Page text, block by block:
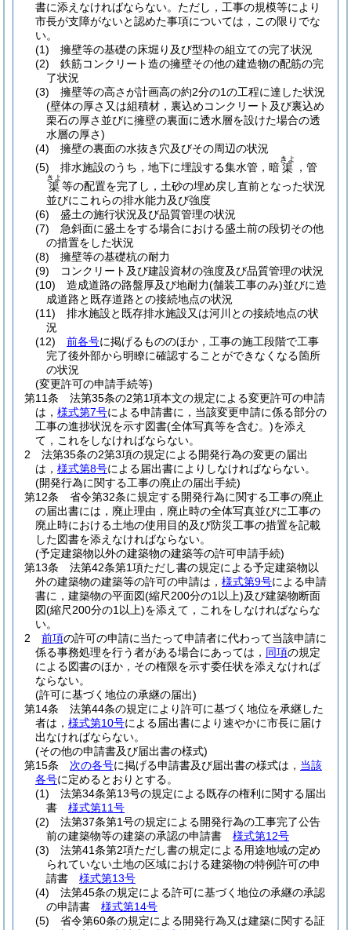
書に添えなければならない。 ただし，工事の規模等により
市長が支障がないと認めた事項については，この限りでな
い。
(1)
擁壁等の基礎の床堀り及び型枠の組立ての完了状況
(2)
鉄筋コンクリート造の擁壁その他の建造物の配筋の完
了状況
(3)
擁壁等の高さが計画高の約2分の1の工程に達した状況
(壁体の厚さ又は組積材，裏込めコンクリート及び裏込め
栗石の厚さ並びに擁壁の裏面に透水層を設けた場合の透
水層の厚さ)
(4)
擁壁の裏面の水抜き穴及びその周辺の状況
(5)
排水施設のうち，地下に埋設する集水管，暗渠
きよ
，管
渠
きよ
等の配置を完了し，土砂の埋め戻し直前となった状況
並びにこれらの排水能力及び強度
(6)
盛土の施行状況及び品質管理の状況
(7)
急斜面に盛土をする場合における盛土前の段切その他
の措置をした状況
(8)
擁壁等の基礎杭の耐力
(9)
コンクリート及び建設資材の強度及び品質管理の状況
(10)
造成道路の路盤厚及び地耐力(舗装工事のみ)並びに造
成道路と既存道路との接続地点の状況
(11)
排水施設と既存排水施設又は河川との接続地点の状
況
(12)
前各号に掲げるもののほか，工事の施工段階で工事
完了後外部から明瞭に確認することができなくなる箇所
の状況
(変更許可の申請手続等)
第11条
法第35条の2第1項本文の規定による変更許可の申請
は， 様式第7号による申請書に，当該変更申請に係る部分の
工事の進捗状況を示す図書(全体写真等を含む。)を添え
て，これをしなければならない。
2
法第35条の2第3項の規定による開発行為の変更の届出
は， 様式第8号による届出書によりしなければならない。
(開発行為に関する工事の廃止の届出手続)
第12条
省令第32条に規定する開発行為に関する工事の廃止
の届出書には，廃止理由，廃止時の全体写真並びに工事の
廃止時における土地の使用目的及び防災工事の措置を記載
した図書を添えなければならない。
(予定建築物以外の建築物の建築等の許可申請手続)
第13条
法第42条第1項ただし書の規定による予定建築物以
外の建築物の建築等の許可の申請は， 様式第9号による申請
書に，建築物の平面図(縮尺200分の1以上)及び建築物断面
図(縮尺200分の1以上)を添えて，これをしなければならな
い。
2
前項の許可の申請に当たって申請者に代わって当該申請に
係る事務処理を行う者がある場合にあっては， 同項の規定
による図書のほか，その権限を示す委任状を添えなければ
ならない。
(許可に基づく地位の承継の届出)
第14条
法第44条の規定により許可に基づく地位を承継した
者は， 様式第10号による届出書により速やかに市長に届け
出なければならない。
(その他の申請書及び届出書の様式)
第15条
次の各号に掲げる申請書及び届出書の様式は， 当該
各号に定めるとおりとする。
(1)
法第34条第13号の規定による既存の権利に関する届出
書 様式第11号
(2)
法第37条第1号の規定による開発行為の工事完了公告
前の建築物等の建築の承認の申請書 様式第12号
(3)
法第41条第2項ただし書の規定による用途地域の定め
られていない土地の区域における建築物の特例許可の申
請書 様式第13号
(4)
法第45条の規定による許可に基づく地位の承継の承認
の申請書 様式第14号
(5)
省令第60条の規定による開発行為又は建築に関する証